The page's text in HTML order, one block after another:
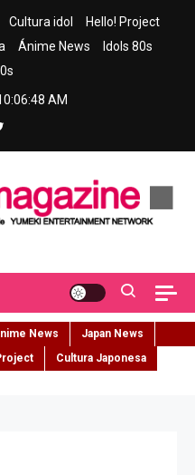
Cultura idol
Hello! Project
Ánime News
Idols 80s
AM
News
Japan News
Cultura Japonesa